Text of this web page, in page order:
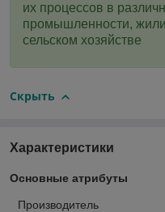
их процессов в
промышленности,
сельском хозяйстве
Скрыть
Характеристики
Основные атрибуты
Производитель